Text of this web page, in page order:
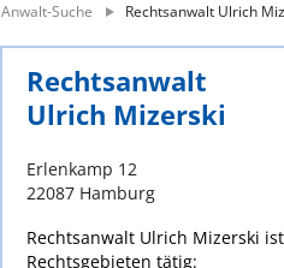
Anwalt-Suche Rechtsanwalt Ulrich
Rechtsanwalt
Ulrich Mizerski
Erlenkamp 12
22087 Hamburg
Rechtsanwalt Ulrich Mizerski
Rechtsgebieten tätig: